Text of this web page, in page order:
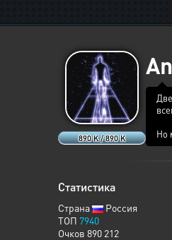
890 K / 890 K
Но
Статистика
Страна
Россия
ТОП 7940
Очков 890 212